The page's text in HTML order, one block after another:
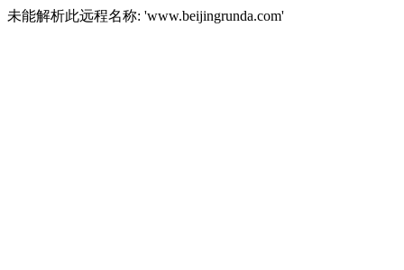
未能解析此远程名称: 'www.beijingrunda.com'